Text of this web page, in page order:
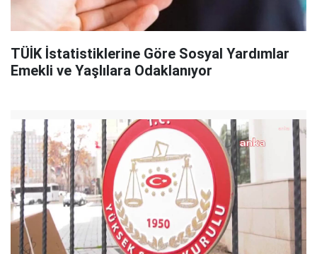
TÜİK İstatistiklerine Göre Sosyal Yardımlar
Emekli ve Yaşlılara Odaklanıyor